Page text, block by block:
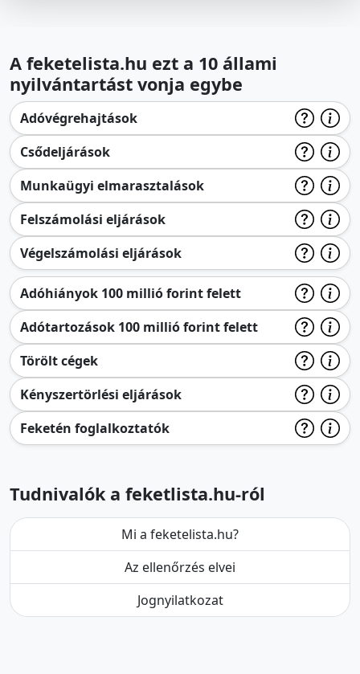
A feketelista.hu ezt a 10 állami
nyilvántartást vonja egybe
Adóvégrehajtások
Csődeljárások
Munkaügyi elmarasztalások
Felszámolási eljárások
Végelszámolási eljárások
Adóhiányok 100 millió forint felett
Adótartozások 100 millió forint felett
Törölt cégek
Kényszertörlési eljárások
Feketén foglalkoztatók
Tudnivalók a feketlista.hu-ról
Mi a feketelista.hu?
Az ellenőrzés elvei
Jognyilatkozat